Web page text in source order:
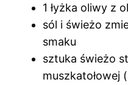
1 łyżka oliwy z
sól i świeżo
smaku
sztuka świeżo
muszkatołowej